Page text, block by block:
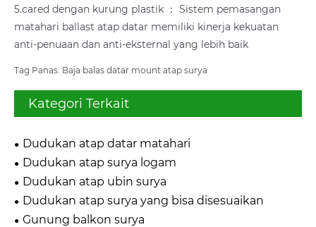
5.cared dengan kurung plastik ： Sistem pemasangan
matahari ballast atap datar memiliki kinerja kekuatan
anti-penuaan dan anti-eksternal yang lebih baik
Tag Panas: Baja balas datar mount atap surya
Kategori Terkait
Dudukan atap datar matahari
Dudukan atap surya logam
Dudukan atap ubin surya
Dudukan atap surya yang bisa disesuaikan
Gunung balkon surya